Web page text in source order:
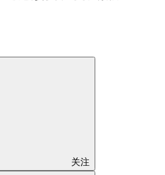
关注